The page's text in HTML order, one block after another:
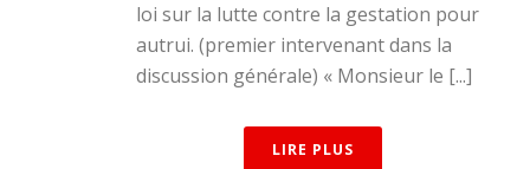
loi sur la lutte contre la gestation pour
autrui. (premier intervenant dans la
discussion générale) « Monsieur le [...]
LIRE PLUS